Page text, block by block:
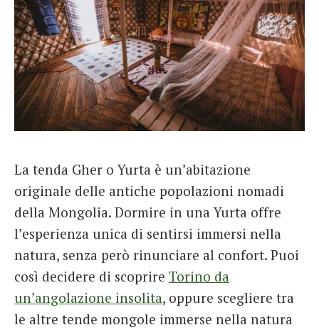
La tenda Gher o Yurta è un’abitazione
originale delle antiche popolazioni nomadi
della Mongolia. Dormire in una Yurta offre
l’esperienza unica di sentirsi immersi nella
natura, senza però rinunciare al confort. Puoi
così decidere di scoprire Torino da
un’angolazione insolita, oppure scegliere tra
le altre tende mongole immerse nella natura